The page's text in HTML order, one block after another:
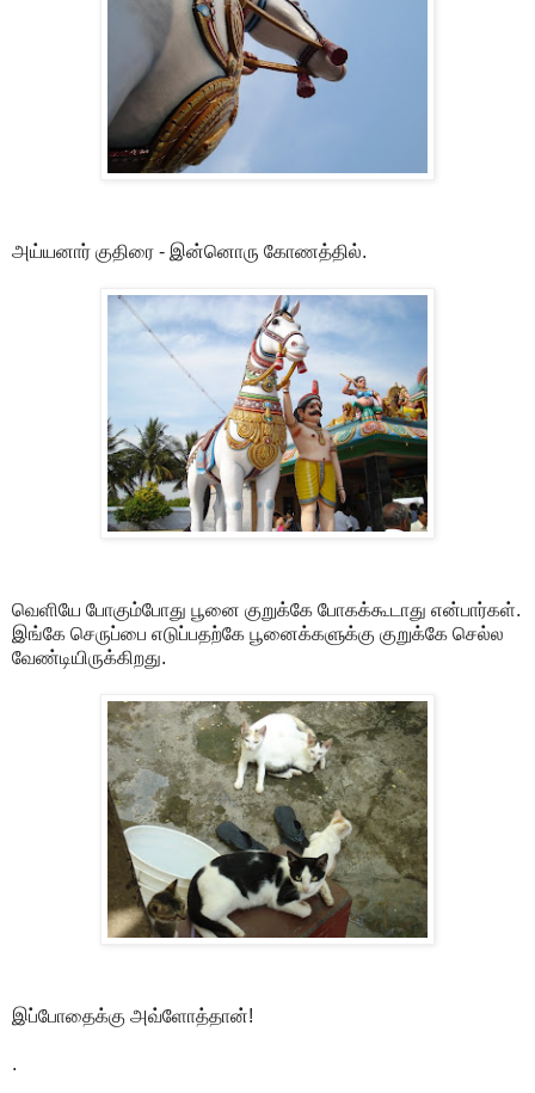
அய்யனார் குதிரை - இன்னொரு கோணத்தில்.
வெளியே போகும்போது பூனை குறுக்கே போகக்கூடாது என்பார்கள்.
இங்கே செருப்பை எடுப்பதற்கே பூனைக்களுக்கு குறுக்கே செல்ல
வேண்டியிருக்கிறது.
இப்போதைக்கு அவ்ளோத்தான்!
.